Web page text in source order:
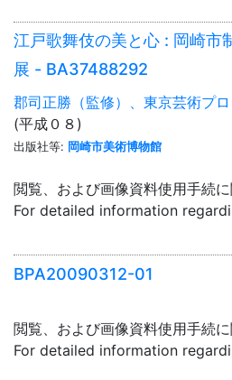
江戸歌舞伎の美と心 : 岡崎市
展 - BA37488292
郡司正勝（監修）、東京芸術プロ
(平成０８)
出版社等: 岡崎市美術博物館
閲覧、および画像資料使用手続
For detailed information
BPA20090312-01
閲覧、および画像資料使用手続
For detailed information